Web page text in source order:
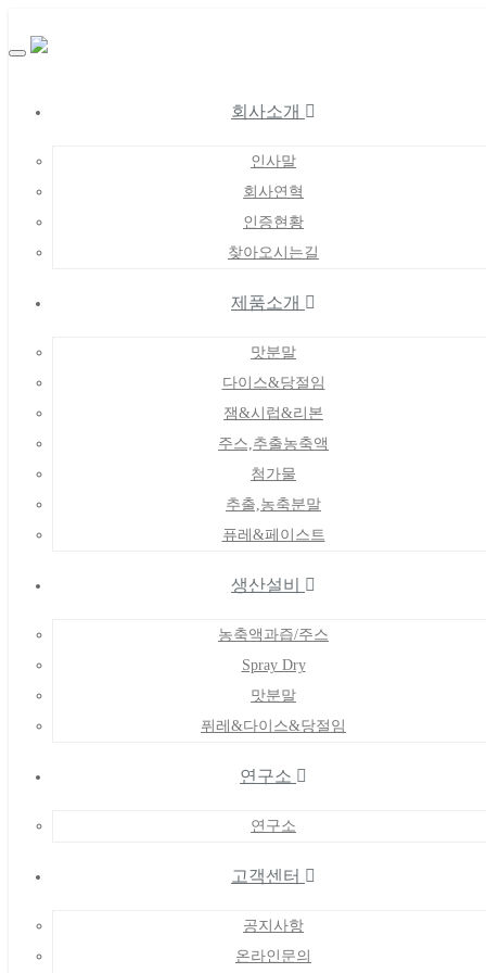
Toggle
회사소개
인사말
회사연혁
인증현황
찾아오시는길
제품소개
맛분말
다이스&당절임
잼&시럽&리본
주스,추출농축액
첨가물
추출,농축분말
퓨레&페이스트
생산설비
농축액과즙/주스
Spray Dry
맛분말
퓌레&다이스&당절임
연구소
연구소
고객센터
공지사항
온라인문의